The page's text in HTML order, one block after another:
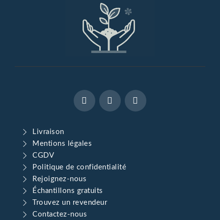
Livraison
Mentions légales
CGDV
Politique de confidentialité
Rejoignez-nous
Échantillons gratuits
Trouvez un revendeur
Contactez-nous